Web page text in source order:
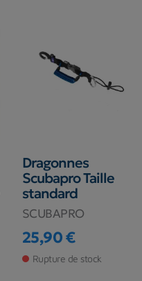
Dragonnes
Scubapro Taille
standard
SCUBAPRO
Prix
25,90 €
Rupture de stock